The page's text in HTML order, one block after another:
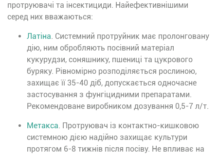
протруювачі та інсектициди. Найефективнішими
серед них вважаються:
Латіна. Системний протруйник має пролонговану
дію, ним обробляють посівний матеріал
кукурудзи, соняшнику, пшениці та цукрового
буряку. Рівномірно розподіляється рослиною,
захищає її 35-40 діб, допускається одночасне
застосування з фунгіцидними препаратами.
Рекомендоване виробником дозування 0,5-7 л/т.
Метакса. Протруювач із контактно-кишковою
системною дією надійно захищає культури
протягом 6-8 тижнів після посіву. Не впливає на